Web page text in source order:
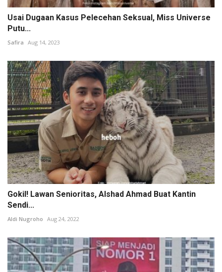
Usai Dugaan Kasus Pelecehan Seksual, Miss Universe
Putu...
Safira Aug 14, 2023
Gokil! Lawan Senioritas, Alshad Ahmad Buat Kantin
Sendi...
Aldi Nugroho Aug 24, 2022